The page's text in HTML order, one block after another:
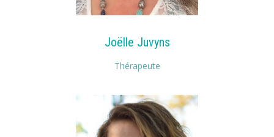
Joëlle Juvyns
Thérapeute